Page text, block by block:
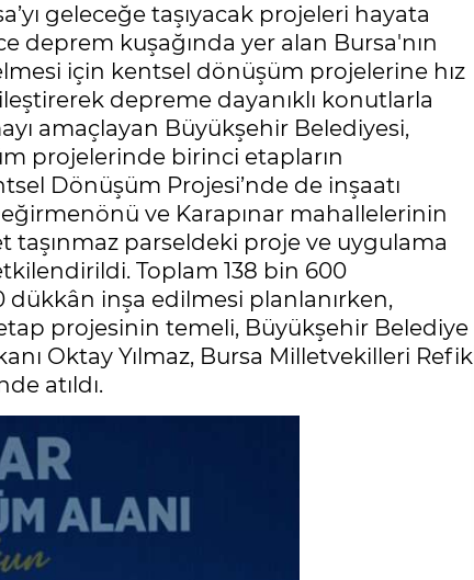
geleceğe taşıyacak projeleri hayata
deprem kuşağında yer alan Bursa'nın
için kentsel dönüşüm projelerine hız
depreme dayanıklı konutlarla
amaçlayan Büyükşehir Belediyesi,
projelerinde birinci etapların
Dönüşüm Projesi’nde de inşaatı
ve Karapınar mahallelerinin
taşınmaz parseldeki proje ve uygulama
Toplam 138 bin 600
inşa edilmesi planlanırken,
projesinin temeli, Büyükşehir Belediye
Oktay Yılmaz, Bursa Milletvekilleri Refik
atıldı.